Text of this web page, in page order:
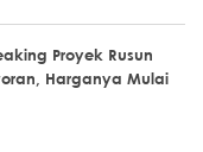
Proyek Rusun
Harganya Mulai